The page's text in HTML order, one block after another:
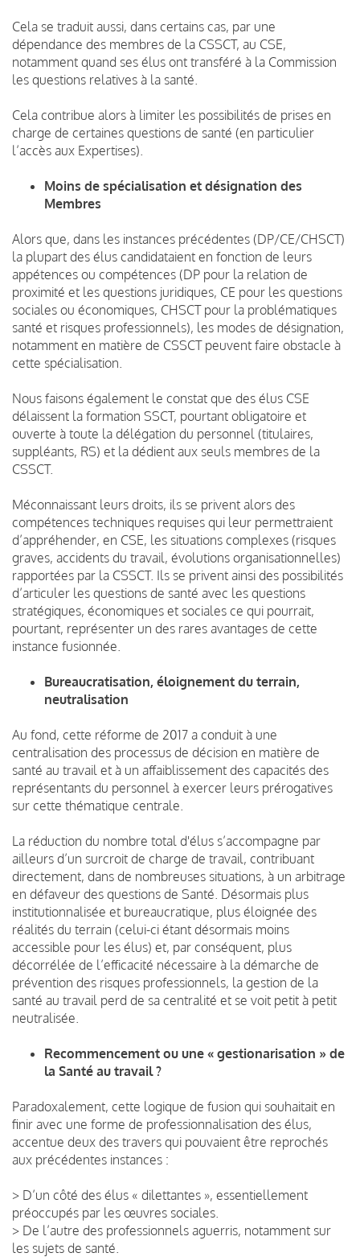
Cela se traduit aussi, dans certains cas, par une
dépendance des membres de la CSSCT, au CSE,
notamment quand ses élus ont transféré à la Commission
les questions relatives à la santé.
Cela contribue alors à limiter les possibilités de prises en
charge de certaines questions de santé (en particulier
l’accès aux Expertises).
Moins de spécialisation et désignation des
Membres
Alors que, dans les instances précédentes (DP/CE/CHSCT)
la plupart des élus candidataient en fonction de leurs
appétences ou compétences (DP pour la relation de
proximité et les questions juridiques, CE pour les questions
sociales ou économiques, CHSCT pour la problématiques
santé et risques professionnels), les modes de désignation,
notamment en matière de CSSCT peuvent faire obstacle à
cette spécialisation.
Nous faisons également le constat que des élus CSE
délaissent la formation SSCT, pourtant obligatoire et
ouverte à toute la délégation du personnel (titulaires,
suppléants, RS) et la dédient aux seuls membres de la
CSSCT.
Méconnaissant leurs droits, ils se privent alors des
compétences techniques requises qui leur permettraient
d’appréhender, en CSE, les situations complexes (risques
graves, accidents du travail, évolutions organisationnelles)
rapportées par la CSSCT. Ils se privent ainsi des possibilités
d’articuler les questions de santé avec les questions
stratégiques, économiques et sociales ce qui pourrait,
pourtant, représenter un des rares avantages de cette
instance fusionnée.
Bureaucratisation, éloignement du terrain,
neutralisation
Au fond, cette réforme de 2017 a conduit à une
centralisation des processus de décision en matière de
santé au travail et à un affaiblissement des capacités des
représentants du personnel à exercer leurs prérogatives
sur cette thématique centrale.
La réduction du nombre total d'élus s’accompagne par
ailleurs d’un surcroit de charge de travail, contribuant
directement, dans de nombreuses situations, à un arbitrage
en défaveur des questions de Santé. Désormais plus
institutionnalisée et bureaucratique, plus éloignée des
réalités du terrain (celui-ci étant désormais moins
accessible pour les élus) et, par conséquent, plus
décorrélée de l’efficacité nécessaire à la démarche de
prévention des risques professionnels, la gestion de la
santé au travail perd de sa centralité et se voit petit à petit
neutralisée.
Recommencement ou une « gestionarisation » de
la Santé au travail ?
Paradoxalement, cette logique de fusion qui souhaitait en
finir avec une forme de professionnalisation des élus,
accentue deux des travers qui pouvaient être reprochés
aux précédentes instances :
> D’un côté des élus « dilettantes », essentiellement
préoccupés par les œuvres sociales.
> De l’autre des professionnels aguerris, notamment sur
les sujets de santé.